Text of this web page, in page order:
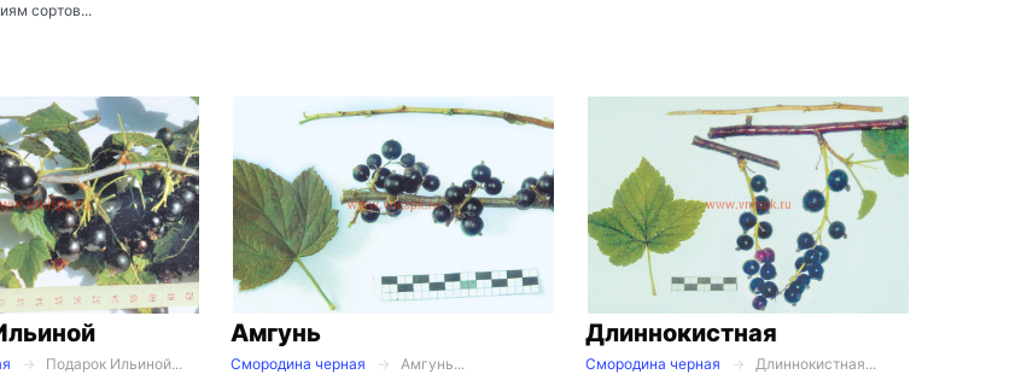
сортов...
Подарок Ильиной...
Амгунь
Смородина черная
Амгунь...
Длиннокистная
Смородина черная
Длиннокистная...